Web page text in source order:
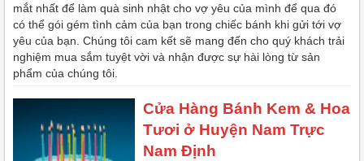
mắt nhất để làm quà sinh nhật cho vợ yêu của mình để qua đó
có thể gói gém tình cảm của bạn trong chiếc bánh khi gửi tới vợ
yêu của bạn. Chúng tôi cam kết sẽ mang đến cho quý khách trải
nghiệm mua sắm tuyệt vời và nhận được sự hài lòng từ sản
phẩm của chúng tôi.
Cửa Hàng Bánh Kem & Hoa
Tươi ở Huyện Nam Trực
Nam Định